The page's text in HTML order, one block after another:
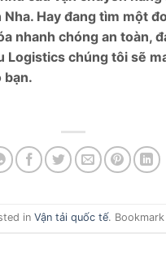
Nha. Hay đang tìm một
nhanh chóng an toàn,
Logistics chúng tôi sẽ
bạn.
in Vận tải quốc tế.